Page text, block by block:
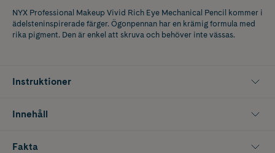
NYX Professional Makeup Vivid Rich Eye Mechanical Pencil kommer i
ädelsteninspirerade färger. Ögonpennan har en krämig formula med
rika pigment. Den är enkel att skruva och behöver inte vässas.
Instruktioner
Innehåll
Fakta